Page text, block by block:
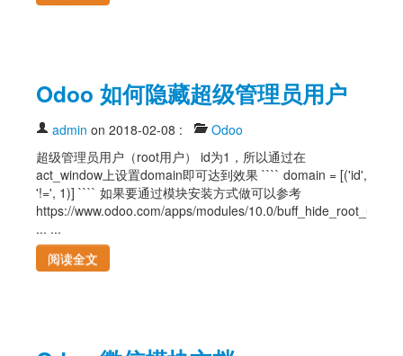
Odoo 如何隐藏超级管理员用户
admin on 2018-02-08 :
Odoo
超级管理员用户（root用户） id为1，所以通过在
act_window上设置domain即可达到效果 ```` domain = [('id',
'!=', 1)] ```` 如果要通过模块安装方式做可以参考
https://www.odoo.com/apps/modules/10.0/buff_hide_root_user/
... ...
阅读全文